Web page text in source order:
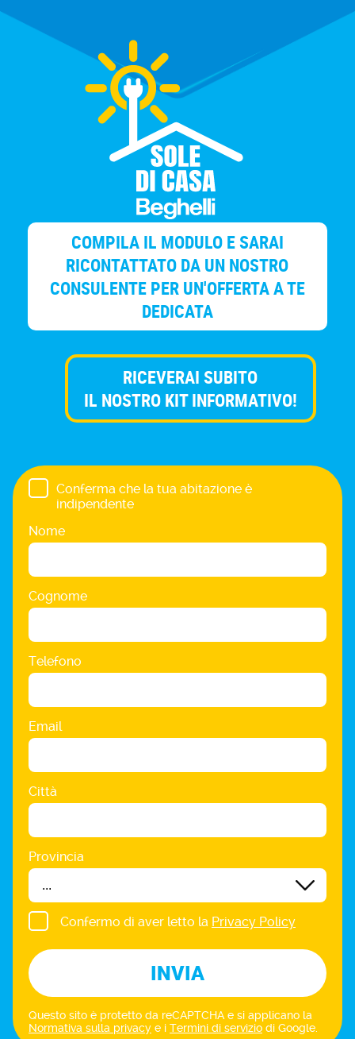
COMPILA IL MODULO E SARAI
RICONTATTATO DA UN NOSTRO
CONSULENTE PER UN'OFFERTA A TE
DEDICATA
RICEVERAI SUBITO
IL NOSTRO KIT INFORMATIVO!
Conferma che la tua abitazione è
indipendente
Nome
Cognome
Telefono
Email
Città
Provincia
Confermo di aver letto la Privacy Policy
INVIA
Questo sito è protetto da reCAPTCHA e si applicano la
Normativa sulla privacy e i Termini di servizio di Google.